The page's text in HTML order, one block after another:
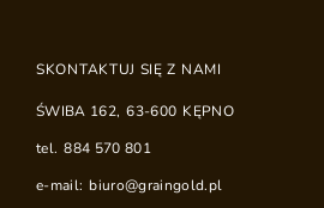
SKONTAKTUJ SIĘ Z NAMI
ŚWIBA 162, 63-600 KĘPNO
tel. 884 570 801
e-mail: biuro@graingold.pl